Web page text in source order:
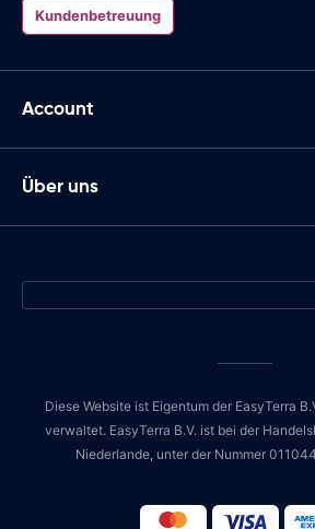
Kundenbetreuung
Account
Über uns
Diese Website ist Eigentum der EasyTerra
verwaltet. EasyTerra B.V. ist bei der
Niederlande, unter der Nummer